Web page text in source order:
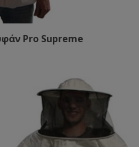
Pro Supreme